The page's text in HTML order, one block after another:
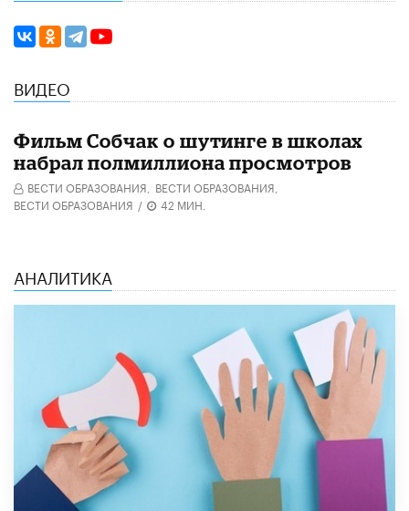
ВИДЕО
Фильм Собчак о шутинге в школах
набрал полмиллиона просмотров
ВЕСТИ ОБРАЗОВАНИЯ, ВЕСТИ ОБРАЗОВАНИЯ,
ВЕСТИ ОБРАЗОВАНИЯ / 42 МИН.
АНАЛИТИКА